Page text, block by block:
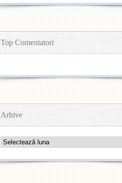
Top Comentatori
Arhive
Arhive